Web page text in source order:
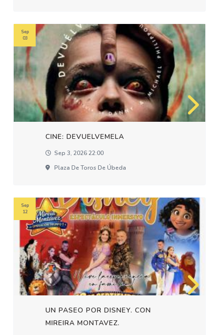
CINE: DEVUELVEMELA
Sep 3, 2026 22:00
Plaza De Toros De Úbeda
Sep
03
UN PASEO POR DISNEY. CON
MIREIRA MONTAVEZ.
Sep
12